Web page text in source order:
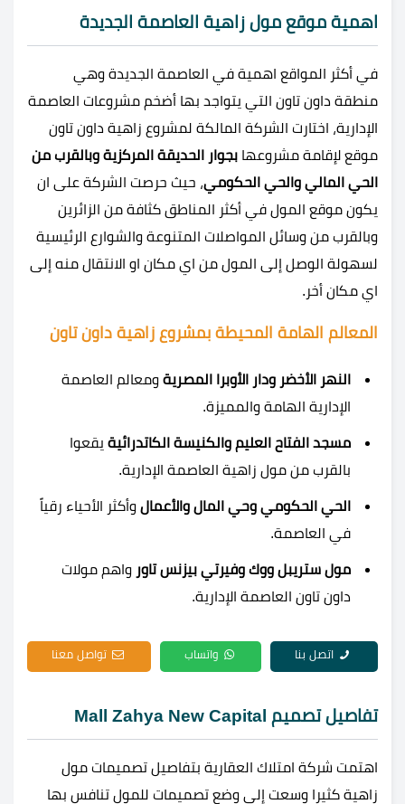
اهمية موقع مول زاهية العاصمة الجديدة
في أكثر المواقع اهمية في العاصمة الجديدة وهي
منطقة داون تاون التي يتواجد بها أضخم مشروعات العاصمة
الإدارية، اختارت الشركة المالكة لمشروع زاهية داون تاون
موقع لإقامة مشروعها بجوار الحديقة المركزية وبالقرب من
الحي المالي والحي الحكومي، حيث حرصت الشركة على ان
يكون موقع المول في أكثر المناطق كثافة من الزائرين
وبالقرب من وسائل المواصلات المتنوعة والشوارع الرئيسية
لسهولة الوصل إلى المول من اي مكان او الانتقال منه إلى
اي مكان أخر.
المعالم الهامة المحيطة بمشروع زاهية داون تاون
النهر الأخضر ودار الأوبرا المصرية ومعالم العاصمة
الإدارية الهامة والمميزة.
مسجد الفتاح العليم والكنيسة الكاتدرائية يقعوا
بالقرب من مول زاهية العاصمة الإدارية.
الحي الحكومي وحي المال والأعمال وأكثر الأحياء رقياً
في العاصمة.
مول ستريبل ووك وفيرتي بيزنس تاور واهم مولات
داون تاون العاصمة الإدارية.
اتصل بنا واتساب تواصل معنا
تفاصيل تصميم Mall Zahya New Capital
اهتمت شركة امتلاك العقارية بتفاصيل تصميمات مول
زاهية كثيرا وسعت إلى وضع تصميمات للمول تنافس بها